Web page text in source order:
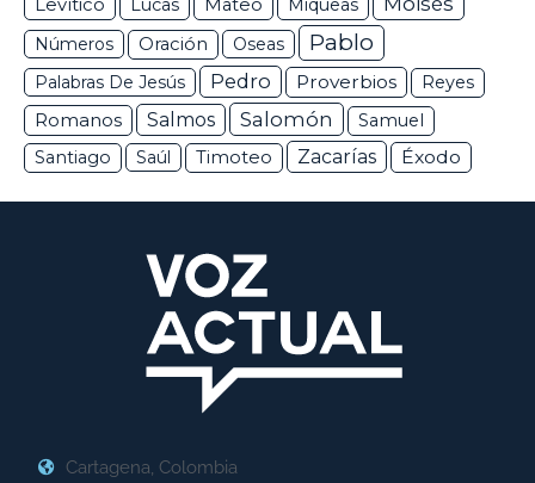
Levítico
Lucas Mateo Miqueas
Números Oración Oseas Pablo
Palabras De Jesús Pedro Proverbios Reyes
Romanos Salmos Salomón
Samuel
Santiago
Saúl Timoteo Zacarías Éxodo
Cartagena, Colombia